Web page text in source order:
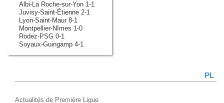
Albi-La Roche-sur-Yon 1-1
Juvisy-Saint-Étienne 2-1
Lyon-Saint-Maur 8-1
Montpellier-Nîmes 1-0
Rodez-PSG 0-1
Soyaux-Guingamp 4-1
PL
Actualités de Première Ligue